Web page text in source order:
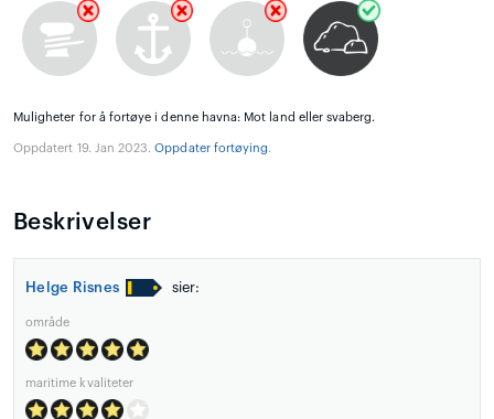
Muligheter for å fortøye i denne havna: Mot land eller svaberg.
Oppdatert 19. Jan 2023.Oppdater fortøying.
Beskrivelser
Helge Risnes sier:
område
maritime kvaliteter